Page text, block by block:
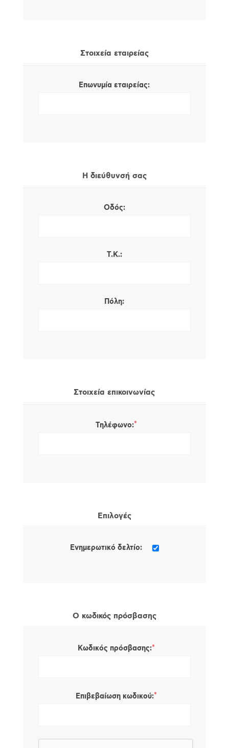
Στοιχεία εταιρείας
Επωνυμία εταιρείας:
Η διεύθυνσή σας
Οδός:
Τ.Κ.:
Πόλη:
Στοιχεία επικοινωνίας
Τηλέφωνο:*
Επιλογές
Ενημερωτικό δελτίο:
Ο κωδικός πρόσβασης
Κωδικός πρόσβασης:*
Επιβεβαίωση κωδικού:*